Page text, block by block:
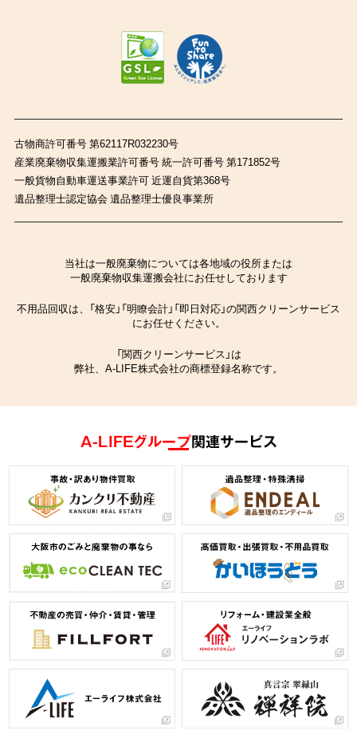
古物商許可番号 第62117R032230号
産業廃棄物収集運搬業許可番号 統一許可番号 第171852号
一般貨物自動車運送事業許可 近運自貨第368号
遺品整理士認定協会 遺品整理士優良事業所
当社は一般廃棄物については各地域の役所または
一般廃棄物収集運搬会社にお任せしております
不用品回収は、「格安」「明瞭会計」「即日対応」の関西クリーンサービス
にお任せください。
「関西クリーンサービス」は
弊社、A-LIFE株式会社の商標登録名称です。
A-LIFEグループ関連サービス